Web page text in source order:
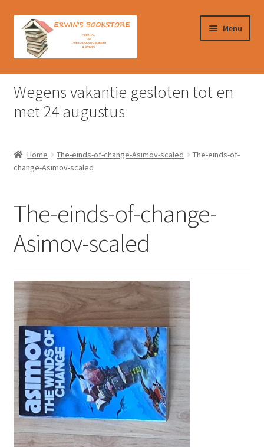
door
naar
naar
Menu
Home
Afrekenen
Contact
Wegens vakantie gesloten tot en
met 24 augustus
Home The-einds-of-change-Asimov-scaled
The-einds-of-
change-Asimov-scaled
The-einds-of-change-
Asimov-scaled